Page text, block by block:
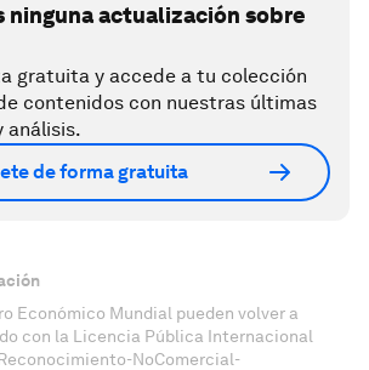
ninguna actualización sobre
gratuita y accede a tu colección
contenidos con nuestras últimas
análisis.
de forma gratuita
Económico Mundial pueden volver a
con la Licencia Pública Internacional
NoComercial-